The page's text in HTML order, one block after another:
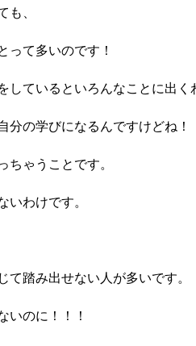
も、
って多いのです！
ているといろんなことに出く
分の学びになるんですけどね！
ちゃうことです。
いわけです。
て踏み出せない人が多いです。
いのに！！！